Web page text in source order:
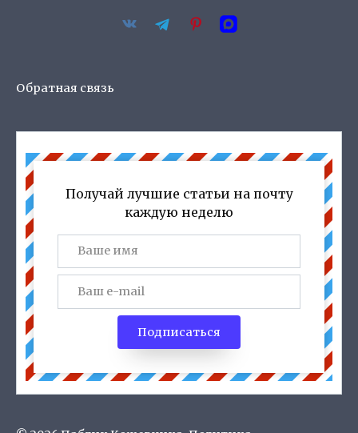
Обратная связь
Получай лучшие статьи на почту
каждую неделю
Подписаться